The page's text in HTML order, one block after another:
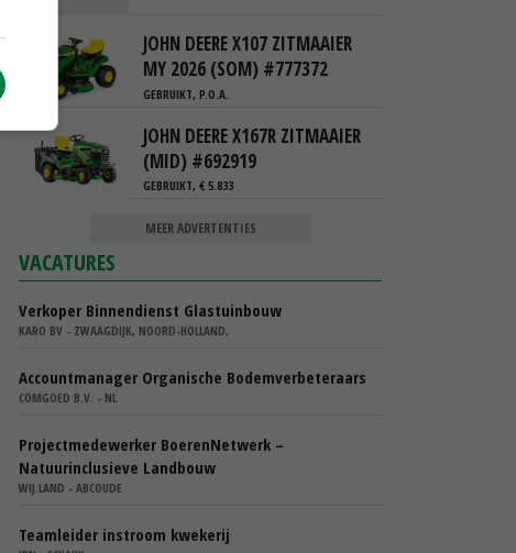
JOHN DEERE X107 ZITMAAIER
MY 2026 (SOM) #777372
GEBRUIKT, P.O.A.
JOHN DEERE X167R ZITMAAIER
(MID) #692919
GEBRUIKT, € 5.833
MEER ADVERTENTIES
VACATURES
Verkoper Binnendienst Glastuinbouw
KARO BV - ZWAAGDIJK, NOORD-HOLLAND,
Accountmanager Organische Bodemverbeteraars
COMGOED B.V. - NL
Projectmedewerker BoerenNetwerk –
Natuurinclusieve Landbouw
WIJ.LAND - ABCOUDE
Teamleider instroom kwekerij